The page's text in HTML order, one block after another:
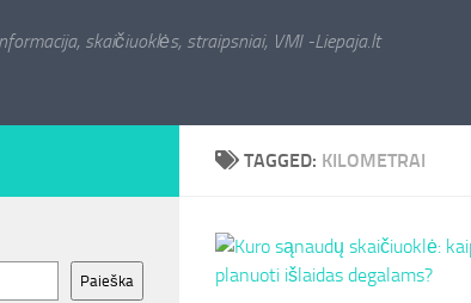
skaičiuoklės, straipsniai, VMI -Liepaja.lt
TAGGED: KILOMETRAI
Paieška